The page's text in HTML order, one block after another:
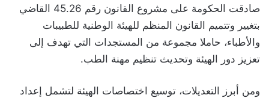
صادقت الحكومة على مشروع القانون رقم 45.26 القاضي
بتغيير وتتميم القانون المنظم للهيئة الوطنية للطبيبات
والأطباء، حاملا مجموعة من المستجدات التي تهدف إلى
تعزيز دور الهيئة وتحديث تنظيم مهنة الطب.
ومن أبرز التعديلات، توسيع اختصاصات الهيئة لتشمل إعداد